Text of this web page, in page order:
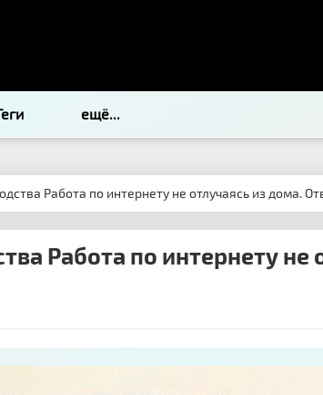
ещё...
Работа по интернету не отлучаясь из дома.
Работа по интернету не